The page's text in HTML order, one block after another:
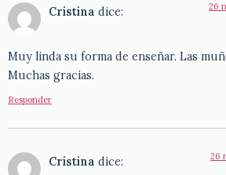
Cristina dice: 26
Muy linda su forma de enseñar. Las
Muchas gracias.
Responder
Cristina dice: 26